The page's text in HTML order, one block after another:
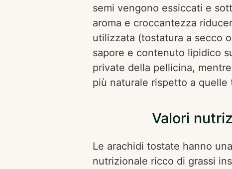
semi vengono essiccati e
aroma e croccantezza
utilizzata (tostatura a secco
sapore e contenuto lipidico
private della pellicina,
più naturale rispetto a
Valori
Le arachidi tostate hanno
nutrizionale ricco di grassi